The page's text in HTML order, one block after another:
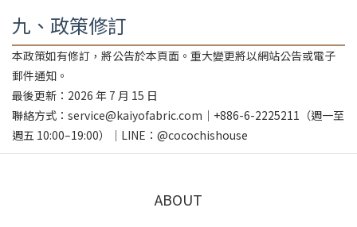
九、政策修訂
本政策如有修訂，將公告於本頁面。重大變更將以網站公告或電子
郵件通知。
最後更新：2026 年 7 月 15 日
聯絡方式：service@kaiyofabric.com｜+886-6-2225211（週一至
週五 10:00–19:00）｜LINE：@cocochishouse
ABOUT